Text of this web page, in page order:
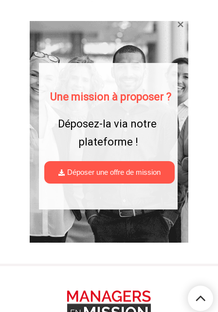
Déposer une offre de mission
Déposez-la via notre
plateforme !
Une mission à proposer ?